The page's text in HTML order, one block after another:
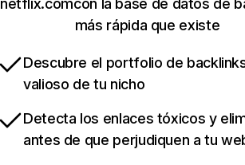
netflix.comcon la base de datos de
más rápida que existe
Descubre el portfolio de
valioso de tu nicho
Detecta los enlaces tóxicos y
antes de que perjudiquen a tu